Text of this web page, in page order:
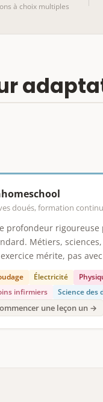
à choix multiples
doués, formation
profondeur
Métiers,
mérite, pas
Électricité
infirmiers
Science des
une leçon un →